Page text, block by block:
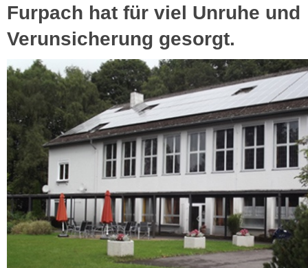
Furpach hat für viel Unruhe und
Verunsicherung gesorgt.